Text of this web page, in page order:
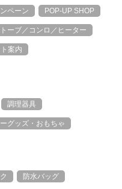
ペーン POP-UP SHOP
ーブ／コンロ／ヒーター
案内
調理器具
グッズ・おもちゃ
防水バッグ